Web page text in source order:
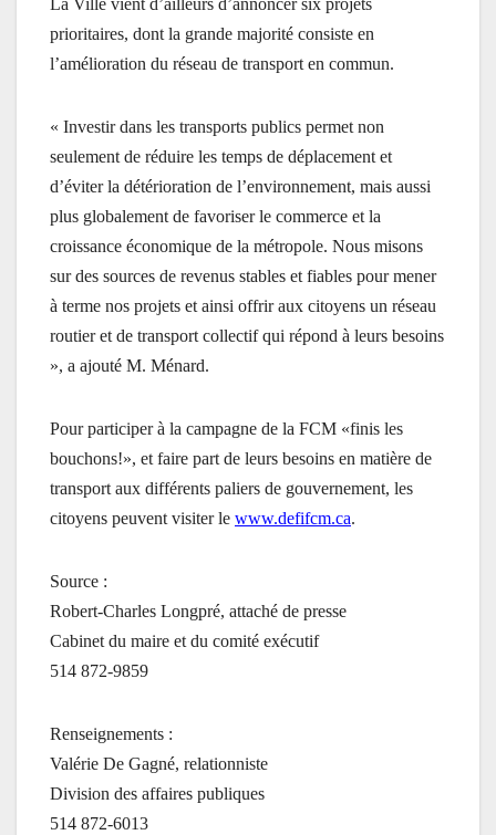
La Ville vient d’ailleurs d’annoncer six projets
prioritaires, dont la grande majorité consiste en
l’amélioration du réseau de transport en commun.
« Investir dans les transports publics permet non
seulement de réduire les temps de déplacement et
d’éviter la détérioration de l’environnement, mais aussi
plus globalement de favoriser le commerce et la
croissance économique de la métropole. Nous misons
sur des sources de revenus stables et fiables pour mener
à terme nos projets et ainsi offrir aux citoyens un réseau
routier et de transport collectif qui répond à leurs besoins
», a ajouté M. Ménard.
Pour participer à la campagne de la FCM «finis les
bouchons!», et faire part de leurs besoins en matière de
transport aux différents paliers de gouvernement, les
citoyens peuvent visiter le www.defifcm.ca.
Source :
Robert-Charles Longpré, attaché de presse
Cabinet du maire et du comité exécutif
514 872-9859
Renseignements :
Valérie De Gagné, relationniste
Division des affaires publiques
514 872-6013